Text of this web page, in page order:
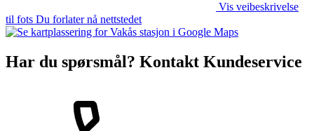
Vis veibeskrivelse
til fots Du forlater nå nettstedet
Har du spørsmål? Kontakt Kundeservice